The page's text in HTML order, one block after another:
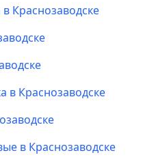
Краснозаводске
в Краснозаводске
в Краснозаводске